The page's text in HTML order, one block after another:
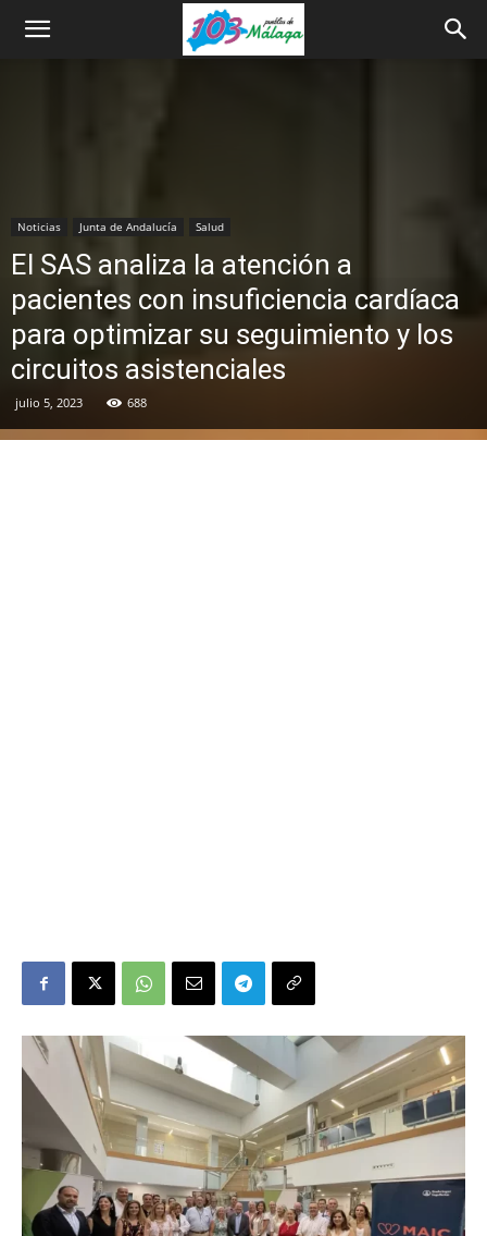
Noticias Junta de Andalucía Salud
El SAS analiza la atención a
pacientes con insuficiencia cardíaca
para optimizar su seguimiento y los
circuitos asistenciales
julio 5, 2023 688